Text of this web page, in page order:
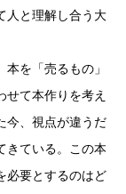
人と理解し合う大
を「売るもの」
せて本作りを考え
今、視点が違うだ
きている。この本
必要とするのはど